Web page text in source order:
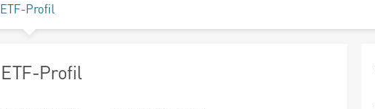
ETF-Profil
ETF-Profil